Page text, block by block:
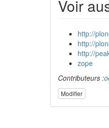
Voir
http://
http://
http://
zope
Contributeurs :
Modifier